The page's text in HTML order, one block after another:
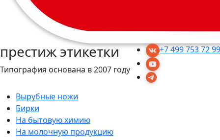
престиж этикетки
Типография основана в 2007 году
+7 499 753 72 99
Вырубные ножи
Бирки
На бытовую химию
На молочную продукцию